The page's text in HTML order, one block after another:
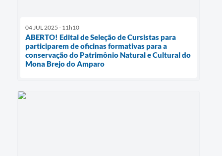
04 JUL 2025 - 11h10
ABERTO! Edital de Seleção de Cursistas para
participarem de oficinas formativas para a
conservação do Patrimônio Natural e Cultural do
Mona Brejo do Amparo